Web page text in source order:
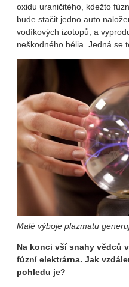
oxidu uraničitého, kdežto
bude stačit jedno auto
vodíkových izotopů, a
neškodného hélia. Jedná se
Malé výboje plazmatu
Na konci vší snahy vědců
fúzní elektrárna. Jak
pohledu je?